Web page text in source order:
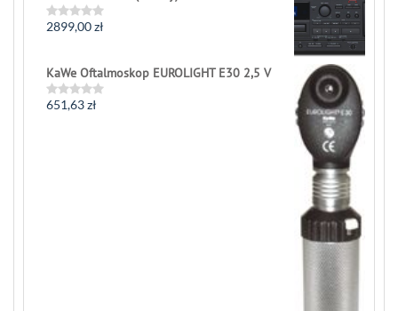
Rated
of
5
2899,00zł
KaWe Oftalmoskop EUROLIGHT E30 2,5 V
Rated
651,63zł